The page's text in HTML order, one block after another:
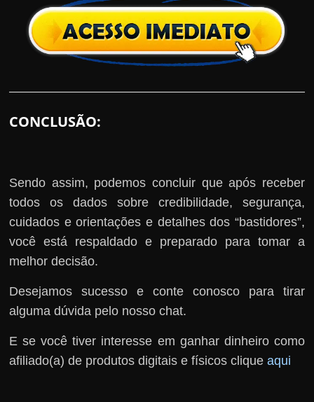
CONCLUSÃO:
Sendo assim, podemos concluir que após receber
todos os dados sobre credibilidade, segurança,
cuidados e orientações e detalhes dos “bastidores”,
você está respaldado e preparado para tomar a
melhor decisão.
Desejamos sucesso e conte conosco para tirar
alguma dúvida pelo nosso chat.
E se você tiver interesse em ganhar dinheiro como
afiliado(a) de produtos digitais e físicos cliqueaqui